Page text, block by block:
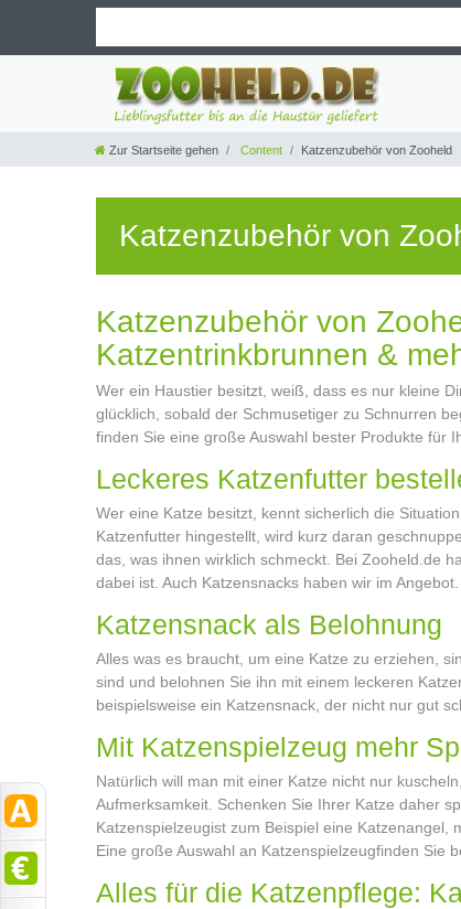
Zur Startseite gehen Content Katzenzubehör von Zooheld
Katzenzubehör von
Katzenzubehör von
Katzentrinkbrunnen &
Wer ein Haustier besitzt, weiß, dass es nur kleine
glücklich, sobald der Schmusetiger zu Schnurren
finden Sie eine große Auswahl bester Produkte für
Leckeres Katzenfutter
Wer eine Katze besitzt, kennt sicherlich die
Katzenfutter hingestellt, wird kurz daran
das, was ihnen wirklich schmeckt. Bei Zooheld.de
dabei ist. Auch Katzensnacks haben wir im Angebot.
Katzensnack als Belohnung
Alles was es braucht, um eine Katze zu erziehen,
sind und belohnen Sie ihn mit einem leckeren
beispielsweise ein Katzensnack, der nicht nur gut
Mit Katzenspielzeug mehr
Natürlich will man mit einer Katze nicht nur
Aufmerksamkeit. Schenken Sie Ihrer Katze daher
Katzenspielzeugist zum Beispiel eine Katzenangel,
Eine große Auswahl an Katzenspielzeugfinden Sie
Alles für die Katzenpflege: